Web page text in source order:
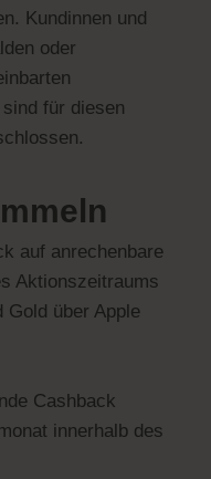
Kundinnen und
oder
sind für diesen
auf anrechenbare
Aktionszeitraums
über Apple
Cashback
innerhalb des